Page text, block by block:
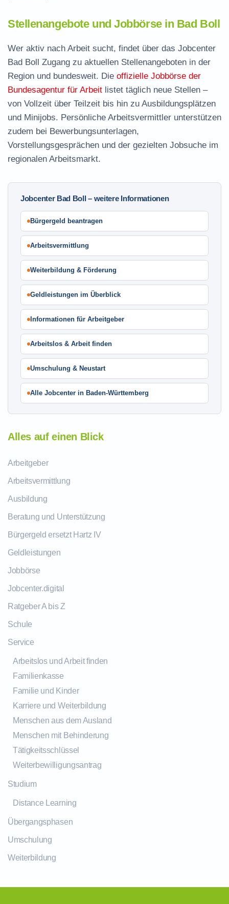
Stellenangebote und Jobbörse in Bad Boll
Wer aktiv nach Arbeit sucht, findet über das Jobcenter
Bad Boll Zugang zu aktuellen Stellenangeboten in der
Region und bundesweit. Die offizielle Jobbörse der
Bundesagentur für Arbeit listet täglich neue Stellen –
von Vollzeit über Teilzeit bis hin zu Ausbildungsplätzen
und Minijobs. Persönliche Arbeitsvermittler unterstützen
zudem bei Bewerbungsunterlagen,
Vorstellungsgesprächen und der gezielten Jobsuche im
regionalen Arbeitsmarkt.
Jobcenter Bad Boll – weitere Informationen
Bürgergeld beantragen
Arbeitsvermittlung
Weiterbildung & Förderung
Geldleistungen im Überblick
Informationen für Arbeitgeber
Arbeitslos & Arbeit finden
Umschulung & Neustart
Alle Jobcenter in Baden-Württemberg
Alles auf einen Blick
Arbeitgeber
Arbeitsvermittlung
Ausbildung
Beratung und Unterstützung
Bürgergeld ersetzt Hartz IV
Geldleistungen
Jobbörse
Jobcenter.digital
Ratgeber A bis Z
Schule
Service
Arbeitslos und Arbeit finden
Familienkasse
Familie und Kinder
Karriere und Weiterbildung
Menschen aus dem Ausland
Menschen mit Behinderung
Tätigkeitsschlüssel
Weiterbewilligungsantrag
Studium
Distance Learning
Übergangsphasen
Umschulung
Weiterbildung